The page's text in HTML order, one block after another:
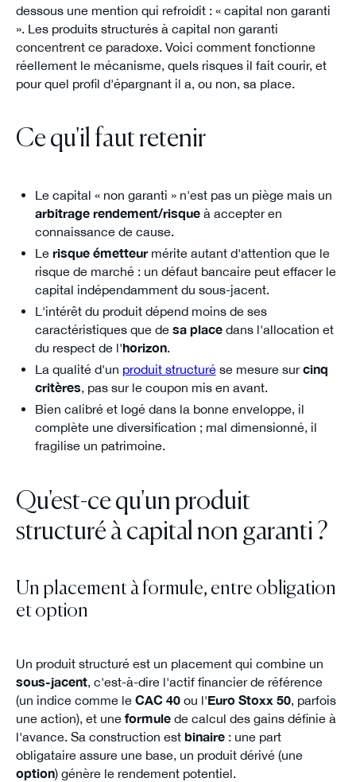
dessous une mention qui refroidit : « capital non garanti
». Les produits structurés à capital non garanti
concentrent ce paradoxe. Voici comment fonctionne
réellement le mécanisme, quels risques il fait courir, et
pour quel profil d'épargnant il a, ou non, sa place.
Ce qu'il faut retenir
Le capital « non garanti » n'est pas un piège mais un
arbitrage rendement/risqueà accepter en
connaissance de cause.
Le risque émetteurmérite autant d'attention que le
risque de marché : un défaut bancaire peut effacer le
capital indépendamment du sous-jacent.
L'intérêt du produit dépend moins de ses
caractéristiques que de sa placedans l'allocation et
du respect de l'horizon.
La qualité d'un produit structurése mesure surcinq
critères, pas sur le coupon mis en avant.
Bien calibré et logé dans la bonne enveloppe, il
complète une diversification ; mal dimensionné, il
fragilise un patrimoine.
Qu'est-ce qu'un produit
structuré à capital non garanti ?
Un placement à formule, entre obligation
et option
Un produit structuré est un placement qui combine un
sous-jacent, c'est-à-dire l'actif financier de référence
(un indice comme le CAC 40ou l'Euro Stoxx 50, parfois
une action), et une formulede calcul des gains définie à
l'avance. Sa construction est binaire: une part
obligataire assure une base, un produit dérivé (une
option) génère le rendement potentiel.